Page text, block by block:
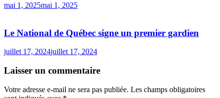
mai 1, 2025mai 1, 2025
Le National de Québec signe un premier gardien
juillet 17, 2024juillet 17, 2024
Laisser un commentaire
Votre adresse e-mail ne sera pas publiée. Les champs obligatoires